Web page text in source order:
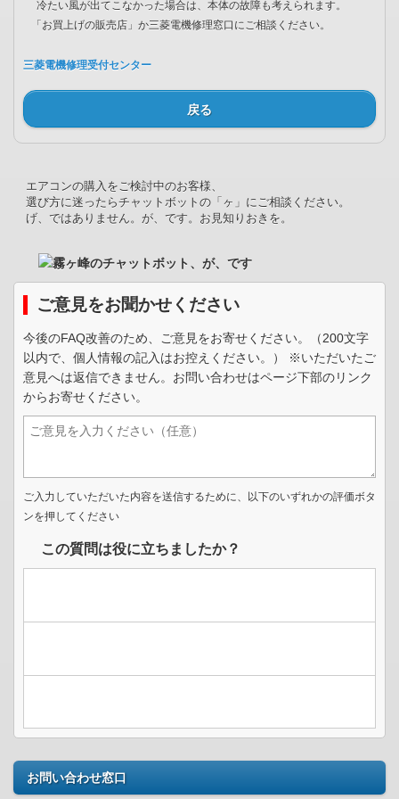
冷たい風が出てこなかった場合は、本体の故障も考えられます。
「お買上げの販売店」か三菱電機修理窓口にご相談ください。
三菱電機修理受付センター
戻る
エアコンの購入をご検討中のお客様、
選び方に迷ったらチャットボットの「ヶ」にご相談ください。
げ、ではありません。が、です。お見知りおきを。
ご意見をお聞かせください
今後のFAQ改善のため、ご意見をお寄せください。（200文字
以内で、個人情報の記入はお控えください。） ※いただいたご
意見へは返信できません。お問い合わせはページ下部のリンク
からお寄せください。
ご入力していただいた内容を送信するために、以下のいずれかの評価ボタ
ンを押してください
この質問は役に立ちましたか？
お問い合わせ窓口